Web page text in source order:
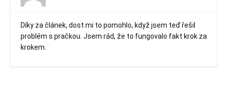
Díky za článek, dost mi to pomohlo, když jsem teď řešil
problém s pračkou. Jsem rád, že to fungovalo fakt krok za
krokem.